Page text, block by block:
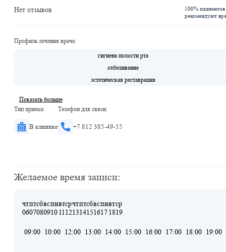
Нет отзывов
100% пациентов
рекомендуют
Профиль лечения врача:
гигиена полости рта
отбеливание
эстетическая реставрация
Показать больше
Тип приема:
В клинике
Телефон для связи:
+7 812 385-49-55
Желаемое время записи:
чт
06
пт
07
сб
08
вс
09
пн
10
вт
11
ср
12
чт
13
пт
14
сб
15
вс
16
пн
17
вт
18
ср
19
09:00 10:00 12:00 13:00 14:00 15:00 16:00 17:00 18:00 19:00